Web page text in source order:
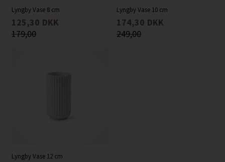
Lyngby Vase 8 cm
125,30 DKK
179,00
Lyngby Vase 10 cm
174,30 DKK
249,00
Lyngby Vase 12 cm